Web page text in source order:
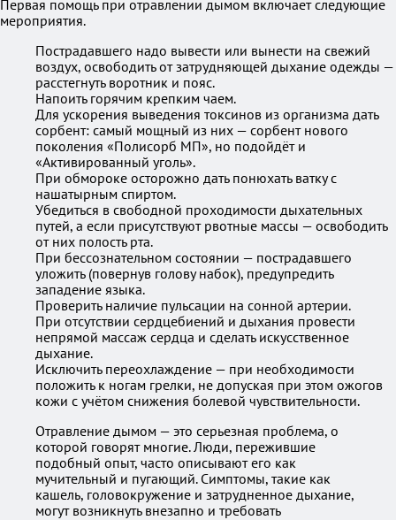
Первая помощь при отравлении дымом включает следующие
мероприятия.
Пострадавшего надо вывести или вынести на свежий
воздух, освободить от затрудняющей дыхание одежды —
расстегнуть воротник и пояс.
Напоить горячим крепким чаем.
Для ускорения выведения токсинов из организма дать
сорбент: самый мощный из них — сорбент нового
поколения «Полисорб МП», но подойдёт и
«Активированный уголь».
При обмороке осторожно дать понюхать ватку с
нашатырным спиртом.
Убедиться в свободной проходимости дыхательных
путей, а если присутствуют рвотные массы — освободить
от них полость рта.
При бессознательном состоянии — пострадавшего
уложить (повернув голову набок), предупредить
западение языка.
Проверить наличие пульсации на сонной артерии.
При отсутствии сердцебиений и дыхания провести
непрямой массаж сердца и сделать искусственное
дыхание.
Исключить переохлаждение — при необходимости
положить к ногам грелки, не допуская при этом ожогов
кожи с учётом снижения болевой чувствительности.
Отравление дымом — это серьезная проблема, о
которой говорят многие. Люди, пережившие
подобный опыт, часто описывают его как
мучительный и пугающий. Симптомы, такие как
кашель, головокружение и затрудненное дыхание,
могут возникнуть внезапно и требовать